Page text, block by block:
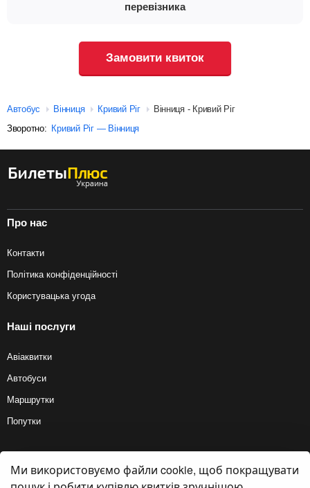
перевізника
Замовити квиток
Автобус Вінниця Кривий Ріг
Вінниця - Кривий Ріг
Зворотно: Кривий Ріг — Вінниця
Про нас
Контакти
Політика конфіденційності
Користувацька угода
Наші послуги
Авіаквитки
Автобуси
Маршрутки
Попутки
© 2012 — 2026, Biletyplus, ООО «Инновэйтив Трэвел Текнолоджиз». Усі
права захищені. Купівля квитків на автобус здійснюється користувачем
Ми використовуємо файли cookie, щоб покращувати